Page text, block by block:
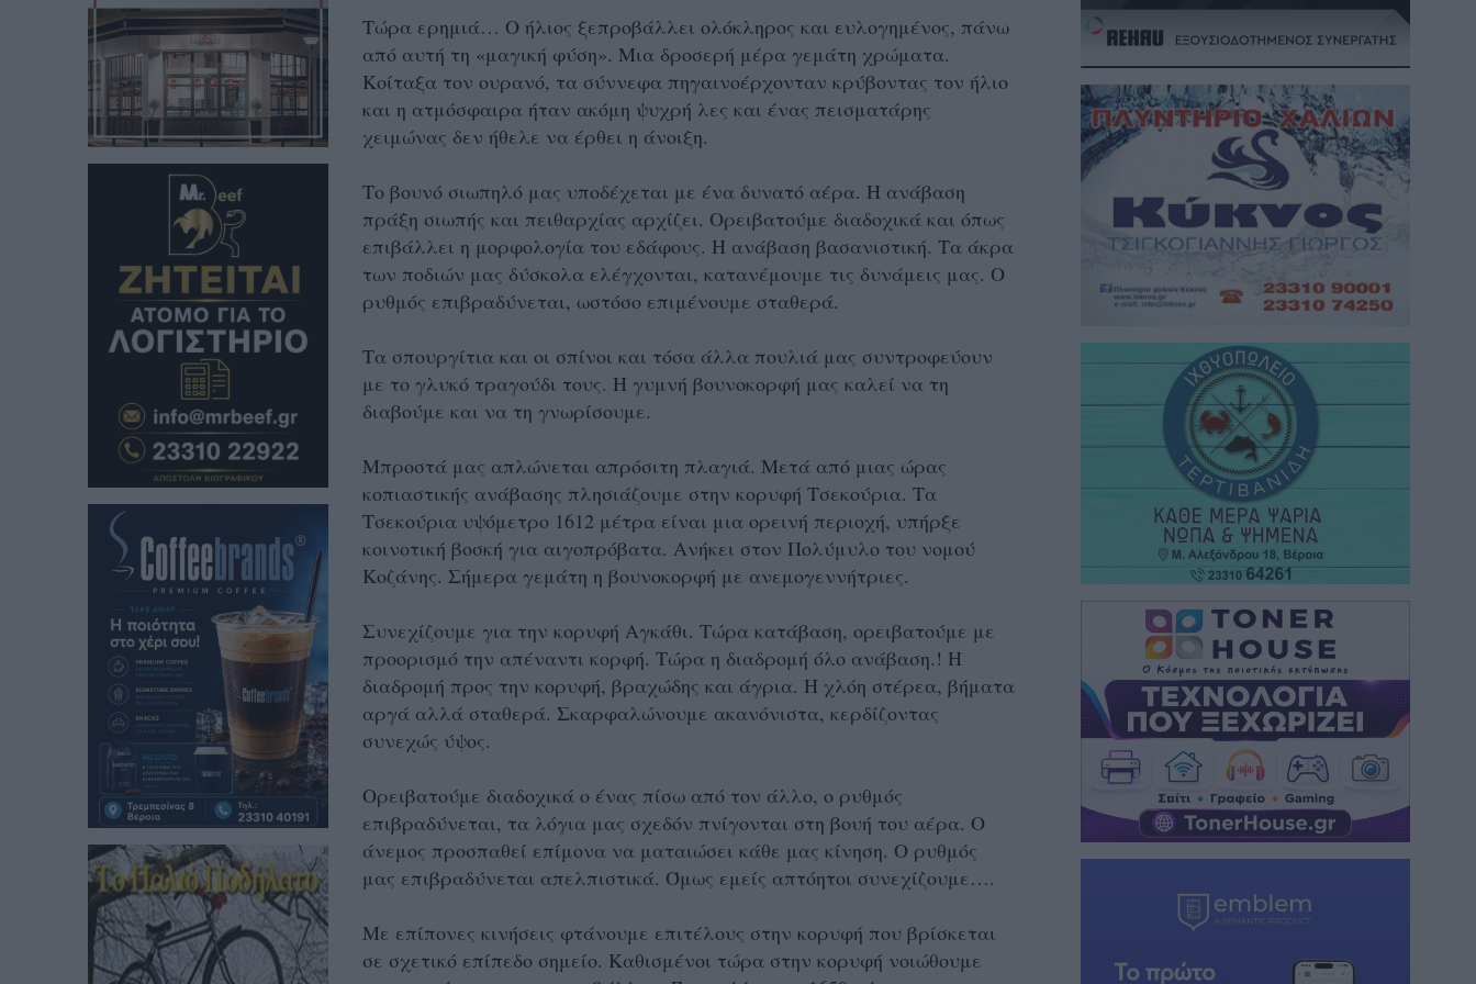
Τώρα ερημιά… Ο ήλιος ξεπροβάλλει ολόκληρος και ευλογημένος, πάνω
από αυτή τη «μαγική φύση». Μια δροσερή μέρα γεμάτη χρώματα.
Κοίταξα τον ουρανό, τα σύννεφα πηγαινοέρχονταν κρύβοντας τον ήλιο
και η ατμόσφαιρα ήταν ακόμη ψυχρή λες και ένας πεισματάρης
χειμώνας δεν ήθελε να έρθει η άνοιξη.
Το βουνό σιωπηλό μας υποδέχεται με ένα δυνατό αέρα. Η ανάβαση
πράξη σιωπής και πειθαρχίας αρχίζει. Ορειβατούμε διαδοχικά και όπως
επιβάλλει η μορφολογία του εδάφους. Η ανάβαση βασανιστική. Τα άκρα
των ποδιών μας δύσκολα ελέγχονται, κατανέμουμε τις δυνάμεις μας. Ο
ρυθμός επιβραδύνεται, ωστόσο επιμένουμε σταθερά.
Τα σπουργίτια και οι σπίνοι και τόσα άλλα πουλιά μας συντροφεύουν
με το γλυκό τραγούδι τους. Η γυμνή βουνοκορφή μας καλεί να τη
διαβούμε και να τη γνωρίσουμε.
Μπροστά μας απλώνεται απρόσιτη πλαγιά. Μετά από μιας ώρας
κοπιαστικής ανάβασης πλησιάζουμε στην κορυφή Τσεκούρια. Τα
Τσεκούρια υψόμετρο 1612 μέτρα είναι μια ορεινή περιοχή, υπήρξε
κοινοτική βοσκή για αιγοπρόβατα. Ανήκει στον Πολύμυλο του νομού
Κοζάνης. Σήμερα γεμάτη η βουνοκορφή με ανεμογεννήτριες.
Συνεχίζουμε για την κορυφή Αγκάθι. Τώρα κατάβαση, ορειβατούμε με
προορισμό την απέναντι κορφή. Τώρα η διαδρομή όλο ανάβαση.! Η
διαδρομή προς την κορυφή, βραχώδης και άγρια. Η χλόη στέρεα, βήματα
αργά αλλά σταθερά. Σκαρφαλώνουμε ακανόνιστα, κερδίζοντας
συνεχώς ύψος.
Ορειβατούμε διαδοχικά ο ένας πίσω από τον άλλο, ο ρυθμός
επιβραδύνεται, τα λόγια μας σχεδόν πνίγονται στη βουή του αέρα. Ο
άνεμος προσπαθεί επίμονα να ματαιώσει κάθε μας κίνηση. Ο ρυθμός
μας επιβραδύνεται απελπιστικά. Όμως εμείς απτόητοι συνεχίζουμε….
Με επίπονες κινήσεις φτάνουμε επιτέλους στην κορυφή που βρίσκεται
σε σχετικό επίπεδο σημείο. Καθισμένοι τώρα στην κορυφή νοιώθουμε